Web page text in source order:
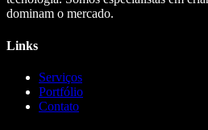
dominam o mercado.
Links
Serviços
Portfólio
Contato